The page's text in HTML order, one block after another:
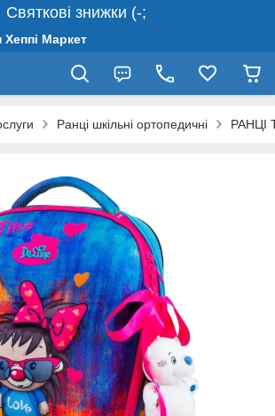
Святкові знижки (-;
Хеппі Маркет
Ранці шкільні ортопедичні РАНЦІ